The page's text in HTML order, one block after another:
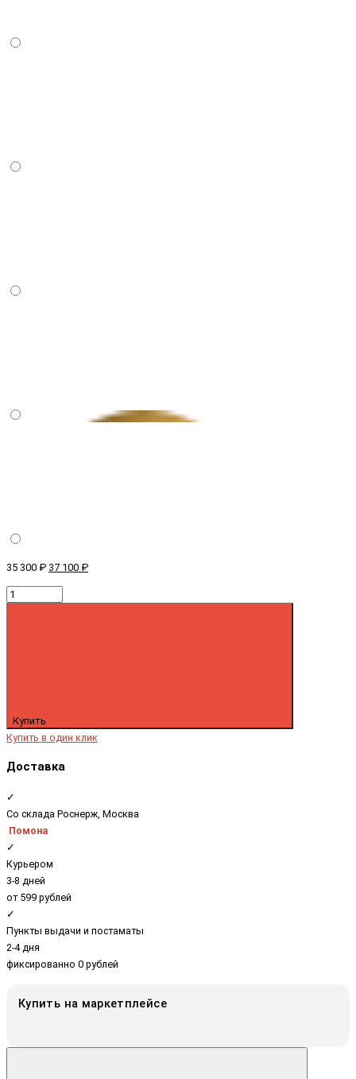
35 300 ₽ 37 100 ₽
Купить
Купить в один клик
Доставка
✓
Со склада Роснерж, Москва
Помона
✓
Курьером
3-8 дней
от 599 рублей
✓
Пункты выдачи и постаматы
2-4 дня
фиксированно 0 рублей
Купить на маркетплейсе